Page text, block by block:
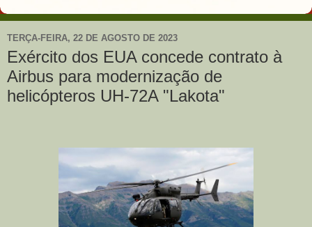
TERÇA-FEIRA, 22 DE AGOSTO DE 2023
Exército dos EUA concede contrato à
Airbus para modernização de
helicópteros UH-72A "Lakota"